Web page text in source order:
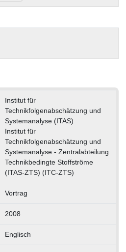
Institut für
Technikfolgenabschätzung und
Systemanalyse (ITAS)
Institut für
Technikfolgenabschätzung und
Systemanalyse - Zentralabteilung
Technikbedingte Stoffströme
(ITAS-ZTS) (ITC-ZTS)
Vortrag
2008
Englisch